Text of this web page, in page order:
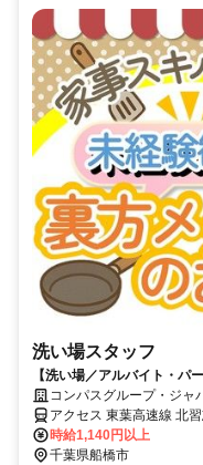
洗い場スタッフ
【洗い場／アルバイト・パ
タリ！未経験歓迎♪
コンパスグループ・ジ
64961_p
アクセス 東葉高速線 北
5番口徒歩約7分、東葉高
時給1,140円以上
千葉県船橋市